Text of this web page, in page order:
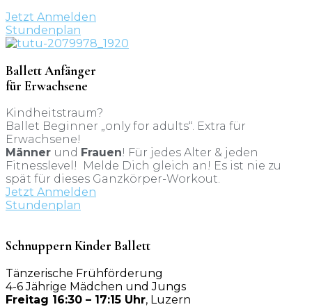
Jetzt Anmelden
Stundenplan
Ballett Anfänger
für Erwachsene
Kindheitstraum?
Ballet Beginner „only for adults“. Extra für
Erwachsene!
Männer und Frauen! Für jedes Alter & jeden
Fitnesslevel!
Melde Dich gleich an! Es ist nie zu
spät für dieses Ganzkörper-Workout.
Jetzt Anmelden
Stundenplan
Schnuppern Kinder Ballett
Tänzerische Frühförderung
4-6 Jährige Mädchen und Jungs
Freitag 16:30 – 17:15 Uhr, Luzern